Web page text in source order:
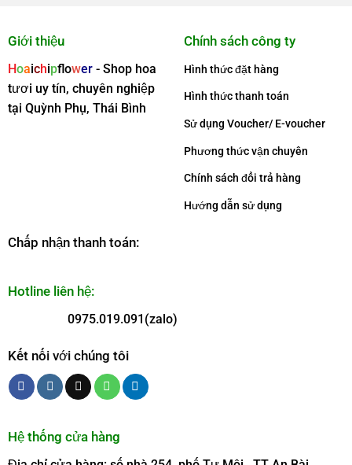
Giới thiệu
Hoaichipfower- Shop hoa
tươi uy tín, chuyên nghiệp
tại Quỳnh Phụ, Thái Bình
Chính sách công ty
Hình thức đặt hàng
Hình thức thanh toán
Sử dụng Voucher/ E-voucher
Phương thức vận chuyên
Chính sách đổi trả hàng
Hướng dẫn sử dụng
Chấp nhận thanh toán:
Hotline liên hệ:
0975.019.091(zalo)
Kết nối với chúng tôi
Hệ thống cửa hàng